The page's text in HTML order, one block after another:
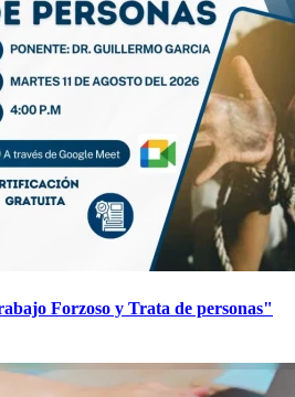
Forzoso y Trata de personas"